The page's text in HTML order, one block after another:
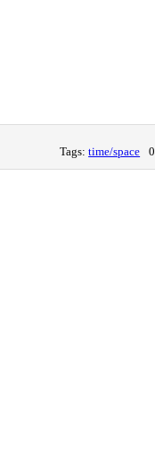
Tags:time/space